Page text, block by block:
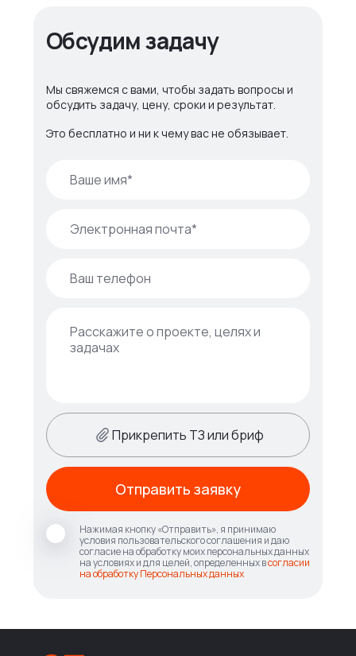
Обсудим задачу
Мы свяжемся с вами, чтобы задать вопросы и
обсудить задачу, цену, сроки и результат.
Это бесплатно и ни к чему вас не обязывает.
Прикрепить ТЗ или бриф
Нажимая кнопку «Отправить», я принимаю
условия пользовательского соглашения и даю
согласие на обработку моих персональных данных
на условиях и для целей, определенных всогласии
на обработку Персональных данных
Отправить заявку